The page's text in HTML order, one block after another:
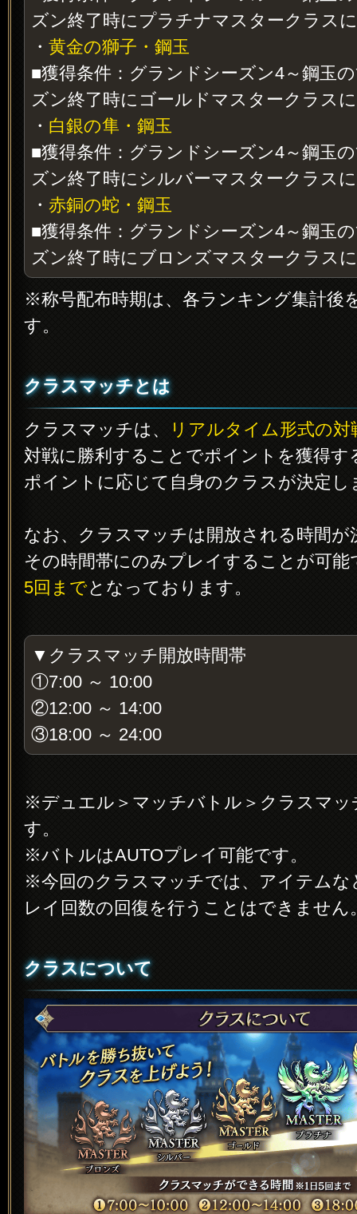
ズン終了時にプラチナマスタークラス
・ 黄金の獅子・鋼玉
■獲得条件：グランドシーズン4～鋼玉
ズン終了時にゴールドマスタークラス
・ 白銀の隼・鋼玉
■獲得条件：グランドシーズン4～鋼玉
ズン終了時にシルバーマスタークラス
・ 赤銅の蛇・鋼玉
■獲得条件：グランドシーズン4～鋼玉
ズン終了時にブロンズマスタークラス
※称号配布時期は、各ランキング集計後
す。
クラスマッチとは
クラスマッチは、
リアルタイム形式の対
対戦に勝利することでポイントを獲得す
ポイントに応じて自身のクラスが決定し
なお、クラスマッチは開放される時間が
その時間帯にのみプレイすることが可能
5回までとなっております。
▼クラスマッチ開放時間帯
①7:00 ～ 10:00
②12:00 ～ 14:00
③18:00 ～ 24:00
※デュエル＞マッチバトル＞クラスマッ
す。
※バトルはAUTOプレイ可能です。
※今回のクラスマッチでは、アイテムな
レイ回数の回復を行うことはできません
クラスについて